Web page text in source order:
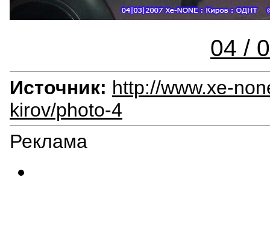
04 /
Источник: http://www.xe-
kirov/photo-4
Реклама